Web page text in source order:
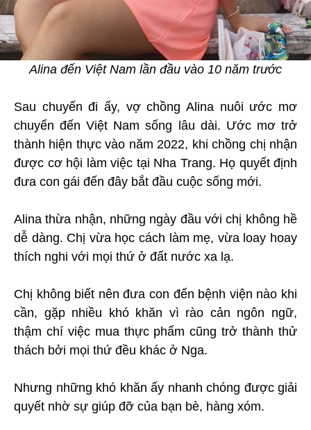
Alina đến Việt Nam lần đầu vào 10 năm trước
Sau chuyến đi ấy, vợ chồng Alina nuôi ước mơ
chuyển đến Việt Nam sống lâu dài. Ước mơ trở
thành hiện thực vào năm 2022, khi chồng chị nhận
được cơ hội làm việc tại Nha Trang. Họ quyết định
đưa con gái đến đây bắt đầu cuộc sống mới.
Alina thừa nhận, những ngày đầu với chị không hề
dễ dàng. Chị vừa học cách làm mẹ, vừa loay hoay
thích nghi với mọi thứ ở đất nước xa lạ.
Chị không biết nên đưa con đến bệnh viện nào khi
cần, gặp nhiều khó khăn vì rào cản ngôn ngữ,
thậm chí việc mua thực phẩm cũng trở thành thử
thách bởi mọi thứ đều khác ở Nga.
Nhưng những khó khăn ấy nhanh chóng được giải
quyết nhờ sự giúp đỡ của bạn bè, hàng xóm.